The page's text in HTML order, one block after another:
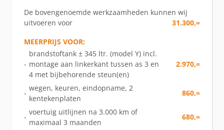
De bovengenoemde werkzaamheden kunnen wij
uitvoeren voor
31.300,=
MEERPRIJS VOOR:
-
brandstoftank ± 345 ltr. (model Y) incl.
montage aan linkerkant tussen as 3 en
4 met bijbehorende steun(en)
2.970,=
-
wegen, keuren, eindopname, 2
kentekenplaten
860,=
-
voertuig uitlijnen na 3.000 km of
maximaal 3 maanden
680,=